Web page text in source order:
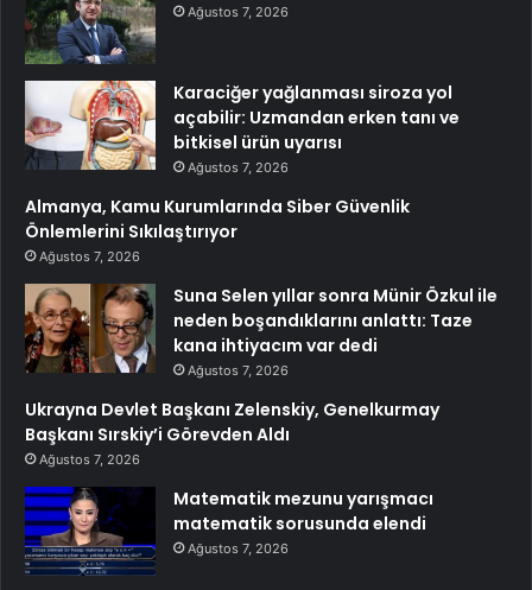
Ağustos 7, 2026
Karaciğer yağlanması siroza yol
açabilir: Uzmandan erken tanı ve
bitkisel ürün uyarısı
Ağustos 7, 2026
Almanya, Kamu Kurumlarında Siber Güvenlik
Önlemlerini Sıkılaştırıyor
Ağustos 7, 2026
Suna Selen yıllar sonra Münir Özkul ile
neden boşandıklarını anlattı: Taze
kana ihtiyacım var dedi
Ağustos 7, 2026
Ukrayna Devlet Başkanı Zelenskiy, Genelkurmay
Başkanı Sırskiy’i Görevden Aldı
Ağustos 7, 2026
Matematik mezunu yarışmacı
matematik sorusunda elendi
Ağustos 7, 2026